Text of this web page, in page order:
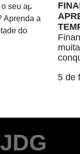
5 de
JDG